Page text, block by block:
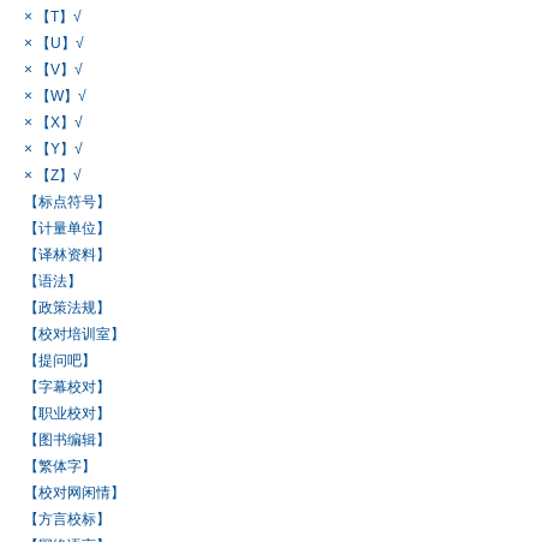
× 【T】√
× 【U】√
× 【V】√
× 【W】√
× 【X】√
× 【Y】√
× 【Z】√
【标点符号】
【计量单位】
【译林资料】
【语法】
【政策法规】
【校对培训室】
【提问吧】
【字幕校对】
【职业校对】
【图书编辑】
【繁体字】
【校对网闲情】
【方言校标】